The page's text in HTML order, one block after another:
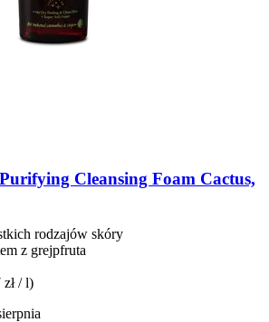
Purifying Cleansing Foam Cactus,
rodzajów skóry
z grejpfruta
/ l)